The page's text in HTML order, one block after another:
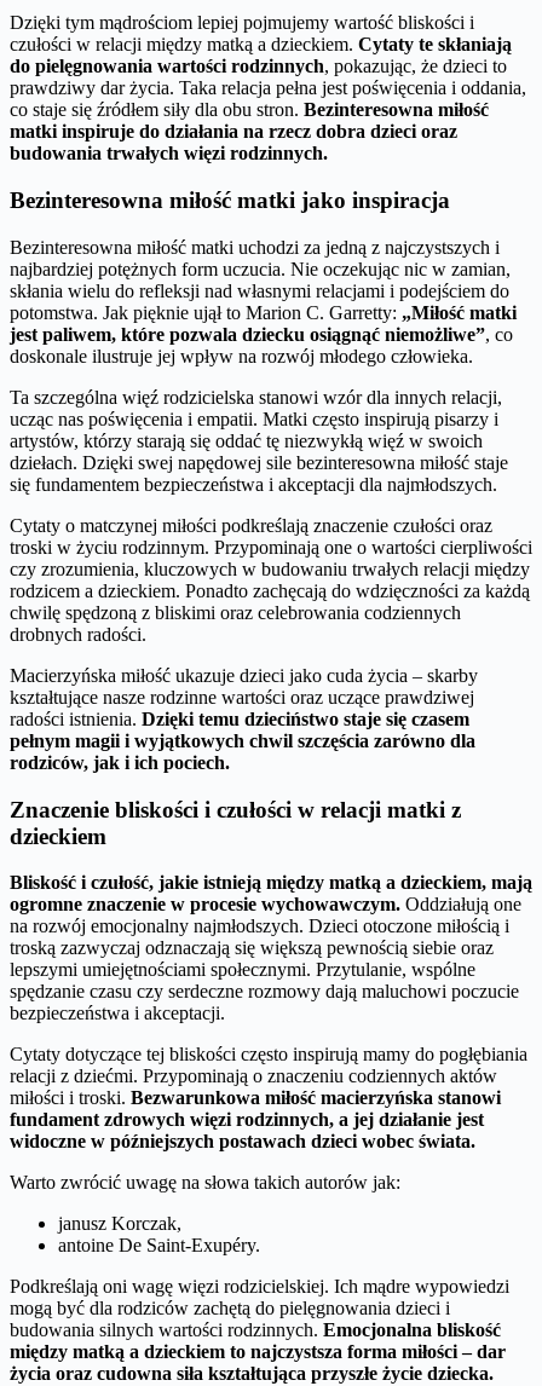
Dzięki tym mądrościom lepiej pojmujemy wartość bliskości i
czułości w relacji między matką a dzieckiem. Cytaty te skłaniają
do pielęgnowania wartości rodzinnych, pokazując, że dzieci to
prawdziwy dar życia. Taka relacja pełna jest poświęcenia i oddania,
co staje się źródłem siły dla obu stron. Bezinteresowna miłość
matki inspiruje do działania na rzecz dobra dzieci oraz
budowania trwałych więzi rodzinnych.
Bezinteresowna miłość matki jako inspiracja
Bezinteresowna miłość matki uchodzi za jedną z najczystszych i
najbardziej potężnych form uczucia. Nie oczekując nic w zamian,
skłania wielu do refleksji nad własnymi relacjami i podejściem do
potomstwa. Jak pięknie ujął to Marion C. Garretty: „Miłość matki
jest paliwem, które pozwala dziecku osiągnąć niemożliwe”, co
doskonale ilustruje jej wpływ na rozwój młodego człowieka.
Ta szczególna więź rodzicielska stanowi wzór dla innych relacji,
ucząc nas poświęcenia i empatii. Matki często inspirują pisarzy i
artystów, którzy starają się oddać tę niezwykłą więź w swoich
dziełach. Dzięki swej napędowej sile bezinteresowna miłość staje
się fundamentem bezpieczeństwa i akceptacji dla najmłodszych.
Cytaty o matczynej miłości podkreślają znaczenie czułości oraz
troski w życiu rodzinnym. Przypominają one o wartości cierpliwości
czy zrozumienia, kluczowych w budowaniu trwałych relacji między
rodzicem a dzieckiem. Ponadto zachęcają do wdzięczności za każdą
chwilę spędzoną z bliskimi oraz celebrowania codziennych
drobnych radości.
Macierzyńska miłość ukazuje dzieci jako cuda życia – skarby
kształtujące nasze rodzinne wartości oraz uczące prawdziwej
radości istnienia. Dzięki temu dzieciństwo staje się czasem
pełnym magii i wyjątkowych chwil szczęścia zarówno dla
rodziców, jak i ich pociech.
Znaczenie bliskości i czułości w relacji matki z
dzieckiem
Bliskość i czułość, jakie istnieją między matką a dzieckiem, mają
ogromne znaczenie w procesie wychowawczym. Oddziałują one
na rozwój emocjonalny najmłodszych. Dzieci otoczone miłością i
troską zazwyczaj odznaczają się większą pewnością siebie oraz
lepszymi umiejętnościami społecznymi. Przytulanie, wspólne
spędzanie czasu czy serdeczne rozmowy dają maluchowi poczucie
bezpieczeństwa i akceptacji.
Cytaty dotyczące tej bliskości często inspirują mamy do pogłębiania
relacji z dziećmi. Przypominają o znaczeniu codziennych aktów
miłości i troski. Bezwarunkowa miłość macierzyńska stanowi
fundament zdrowych więzi rodzinnych, a jej działanie jest
widoczne w późniejszych postawach dzieci wobec świata.
Warto zwrócić uwagę na słowa takich autorów jak:
janusz Korczak,
antoine De Saint-Exupéry.
Podkreślają oni wagę więzi rodzicielskiej. Ich mądre wypowiedzi
mogą być dla rodziców zachętą do pielęgnowania dzieci i
budowania silnych wartości rodzinnych. Emocjonalna bliskość
między matką a dzieckiem to najczystsza forma miłości – dar
życia oraz cudowna siła kształtująca przyszłe życie dziecka.